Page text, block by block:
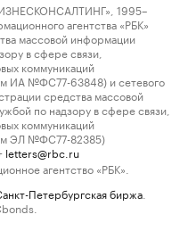
1995–
агентства «РБК»
массовой информации
в сфере связи,
коммуникаций
ИА №ФС77-63848) и сетевого
средства массовой
по надзору в сфере связи,
коммуникаций
ЭЛ №ФС77-82385)
letters@rbc.ru
агентство «РБК».
Петербургская биржа